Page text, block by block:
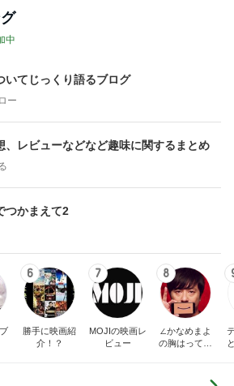
中
いてじっくり語るブログ
ー
、レビューなどなど趣味に関するまとめ
つかまえて2
6
勝手に映画紹
介！？
7
MOJIの映画レ
ビュー
8
∠かなめまよ
の胸はって行